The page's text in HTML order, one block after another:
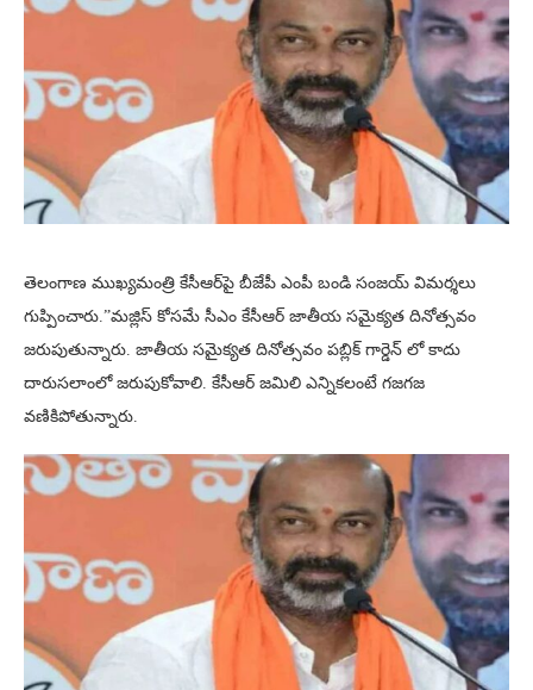
తెలంగాణ ముఖ్యమంత్రి కేసీఆర్‌పై బీజేపీ ఎంపీ బండి సంజయ్ విమర్శలు
గుప్పించారు.”మజ్లిస్ కోసమే సీఎం కేసీఆర్ జాతీయ సమైక్యత దినోత్సవం
జరుపుతున్నారు. జాతీయ సమైక్యత దినోత్సవం పబ్లిక్ గార్డెన్ లో కాదు
దారుసలాంలో జరుపుకోవాలి. కేసీఆర్ జమిలి ఎన్నికలంటే గజగజ
వణికిపోతున్నారు.